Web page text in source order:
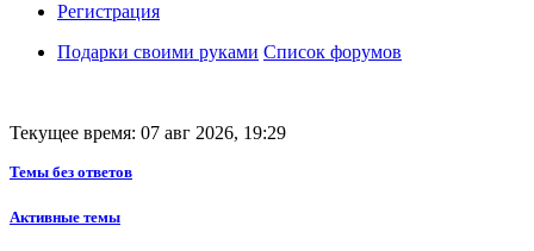
Регистрация
Подарки своими руками Список форумов
Текущее время: 07 авг 2026, 19:29
Темы без ответов
Активные темы